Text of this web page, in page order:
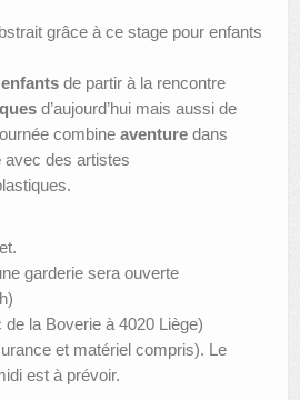
grâce à ce stage pour enfants
enfants de partir à la rencontre
d’aujourd’hui mais aussi de
combine aventure dans
avec des artistes
garderie sera ouverte
la Boverie à 4020 Liège)
et matériel compris). Le
est à prévoir.